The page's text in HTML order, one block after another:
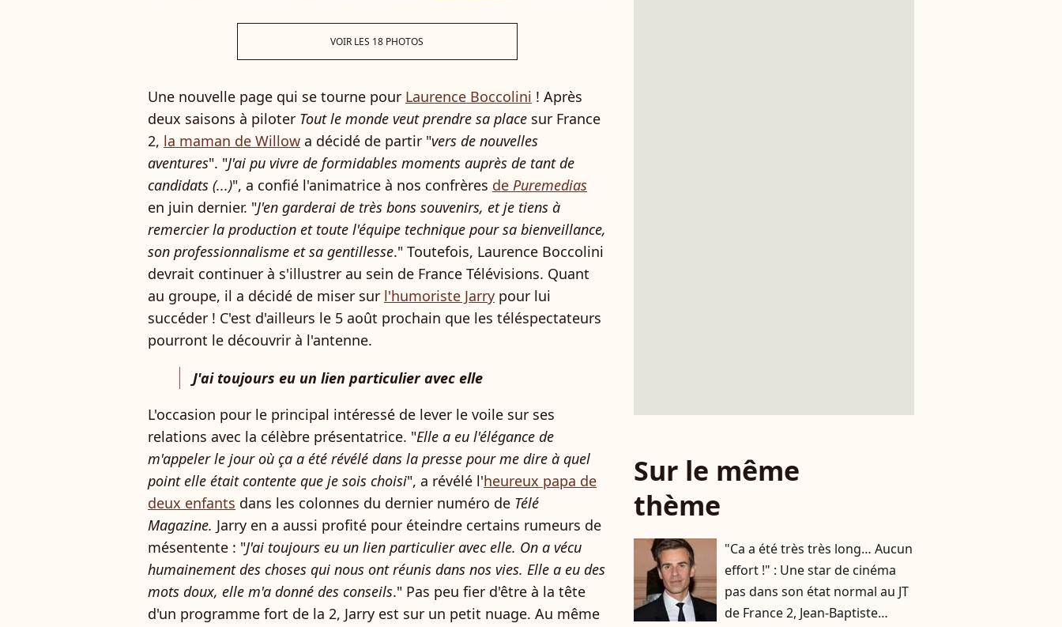
VOIR LES 18 PHOTOS
Une nouvelle page qui se tourne pour Laurence Boccolini ! Après
deux saisons à piloter Tout le monde veut prendre sa place sur France
2, la maman de Willow a décidé de partir "vers de nouvelles
aventures". "J'ai pu vivre de formidables moments auprès de tant de
candidats (...)", a confié l'animatrice à nos confrères de Puremedias
en juin dernier. "J'en garderai de très bons souvenirs, et je tiens à
remercier la production et toute l'équipe technique pour sa bienveillance,
son professionnalisme et sa gentillesse." Toutefois, Laurence Boccolini
devrait continuer à s'illustrer au sein de France Télévisions. Quant
au groupe, il a décidé de miser sur l'humoriste Jarry pour lui
succéder ! C'est d'ailleurs le 5 août prochain que les téléspectateurs
pourront le découvrir à l'antenne.
J'ai toujours eu un lien particulier avec elle
L'occasion pour le principal intéressé de lever le voile sur ses
relations avec la célèbre présentatrice. "Elle a eu l'élégance de
m'appeler le jour où ça a été révélé dans la presse pour me dire à quel
point elle était contente que je sois choisi", a révélé l'heureux papa de
deux enfants dans les colonnes du dernier numéro de Télé
Magazine. Jarry en a aussi profité pour éteindre certains rumeurs de
mésentente : "J'ai toujours eu un lien particulier avec elle. On a vécu
humainement des choses qui nous ont réunis dans nos vies. Elle a eu des
mots doux, elle m'a donné des conseils." Pas peu fier d'être à la tête
d'un programme fort de la 2, Jarry est sur un petit nuage. Au même
Sur le même
thème
"Ca a été très très long… Aucun
effort !" : Une star de cinéma
pas dans son état normal au JT
de France 2, Jean-Baptiste